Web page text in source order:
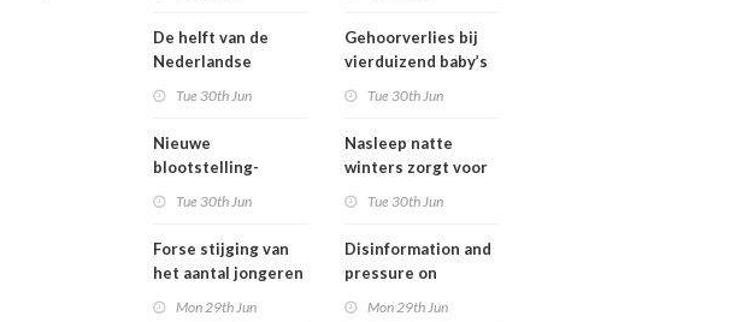
De helft van de
Nederlandse
informatie over
gezondheid
Tue 30th Jun
Nieuwe
blootstelling-
Nederland
Tue 30th Jun
Forse stijging van
het aantal jongeren
Mon 29th Jun
water 2026
Gehoorverlies bij
vierduizend baby’s
Tue 30th Jun
Nasleep natte
winters zorgt voor
derogatiebedrijven,
derogatie nog niet
zichtbaar
Tue 30th Jun
Disinformation and
pressure on
Mon 29th Jun